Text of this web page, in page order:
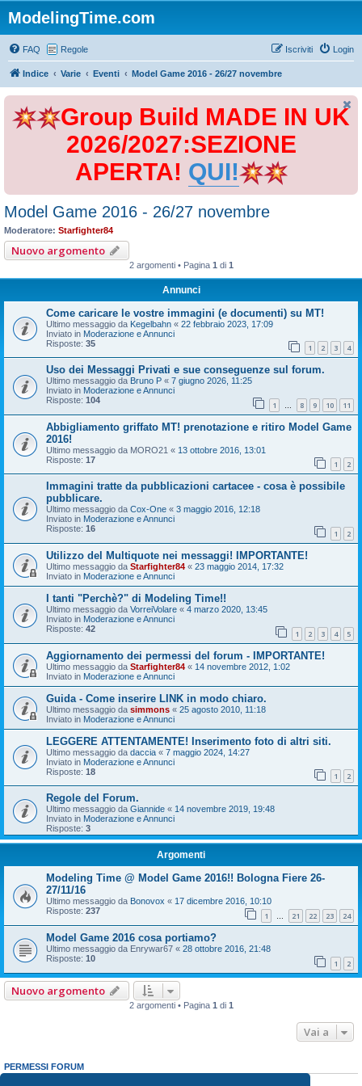
ModelingTime.com
FAQ Regole Login
Iscriviti
Indice Varie Eventi Model Game 2016 - 26/27 novembre
Group Build MADE IN UK
2026/2027:SEZIONE
APERTA! QUI!
Model Game 2016 - 26/27 novembre
Moderatore: Starfighter84
Nuovo argomento
2 argomenti • Pagina 1 di 1
Annunci
Come caricare le vostre immagini (e documenti) su MT!
Ultimo messaggio da Kegelbahn « 22 febbraio 2023, 17:09
Inviato in Moderazione e Annunci
Risposte: 35 1 2 3 4
Uso dei Messaggi Privati e sue conseguenze sul forum.
Ultimo messaggio da Bruno P « 7 giugno 2026, 11:25
Inviato in Moderazione e Annunci
Risposte: 104 1 … 8 9 10 11
Abbigliamento griffato MT! prenotazione e ritiro Model Game
2016!
Ultimo messaggio da MORO21 « 13 ottobre 2016, 13:01
Risposte: 17 1 2
Immagini tratte da pubblicazioni cartacee - cosa è possibile
pubblicare.
Ultimo messaggio da Cox-One « 3 maggio 2016, 12:18
Inviato in Moderazione e Annunci
Risposte: 16 1 2
Utilizzo del Multiquote nei messaggi! IMPORTANTE!
Ultimo messaggio da Starfighter84 « 23 maggio 2014, 17:32
Inviato in Moderazione e Annunci
I tanti "Perchè?" di Modeling Time!!
Ultimo messaggio da VorreiVolare « 4 marzo 2020, 13:45
Inviato in Moderazione e Annunci
Risposte: 42 1 2 3 4 5
Aggiornamento dei permessi del forum - IMPORTANTE!
Ultimo messaggio da Starfighter84 « 14 novembre 2012, 1:02
Inviato in Moderazione e Annunci
Guida - Come inserire LINK in modo chiaro.
Ultimo messaggio da simmons « 25 agosto 2010, 11:18
Inviato in Moderazione e Annunci
LEGGERE ATTENTAMENTE! Inserimento foto di altri siti.
Ultimo messaggio da daccia « 7 maggio 2024, 14:27
Inviato in Moderazione e Annunci
Risposte: 18 1 2
Regole del Forum.
Ultimo messaggio da Giannide « 14 novembre 2019, 19:48
Inviato in Moderazione e Annunci
Risposte: 3
Argomenti
Modeling Time @ Model Game 2016!! Bologna Fiere 26-
27/11/16
Ultimo messaggio da Bonovox « 17 dicembre 2016, 10:10
Risposte: 237 1 … 21 22 23 24
Model Game 2016 cosa portiamo?
Ultimo messaggio da Enrywar67 « 28 ottobre 2016, 21:48
Risposte: 10 1 2
Nuovo argomento
2 argomenti • Pagina 1 di 1
Vai a
PERMESSI FORUM